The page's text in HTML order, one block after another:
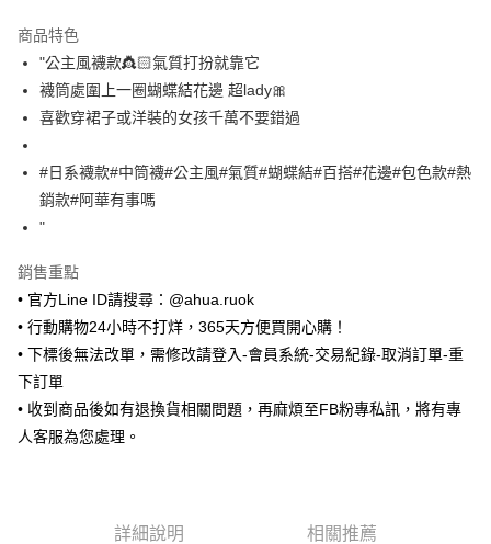
Apple Pay
街口支付
Google Pay
ATM付款
運送方式
全家取貨付款
每筆NT$65，滿NT$688(含以上)免運費
付款後全家取貨
每筆NT$65，滿NT$688(含以上)免運費
7-11取貨付款
商品特色
"公主風襪款👸🏻氣質打扮就靠它
襪筒處圍上一圈蝴蝶結花邊 超lady🎀
喜歡穿裙子或洋裝的女孩千萬不要錯過
#日系襪款#中筒襪#公主風#氣質#蝴蝶結#百搭#花邊#包色款#熱
銷款#阿華有事嗎
"
銷售重點
• 官方Line ID請搜尋：@ahua.ruok
• 行動購物24小時不打烊，365天方便買開心購！
• 下標後無法改單，需修改請登入-會員系統-交易紀錄-取消訂單-重
下訂單
• 收到商品後如有退換貨相關問題，再麻煩至FB粉專私訊，將有專
人客服為您處理。
詳細說明 相關推薦